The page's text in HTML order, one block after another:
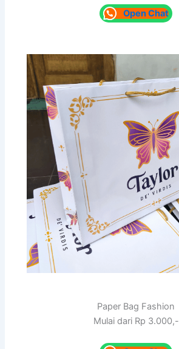
Open Chat
Paper Bag Fashion
Mulai dari Rp 3.000,-